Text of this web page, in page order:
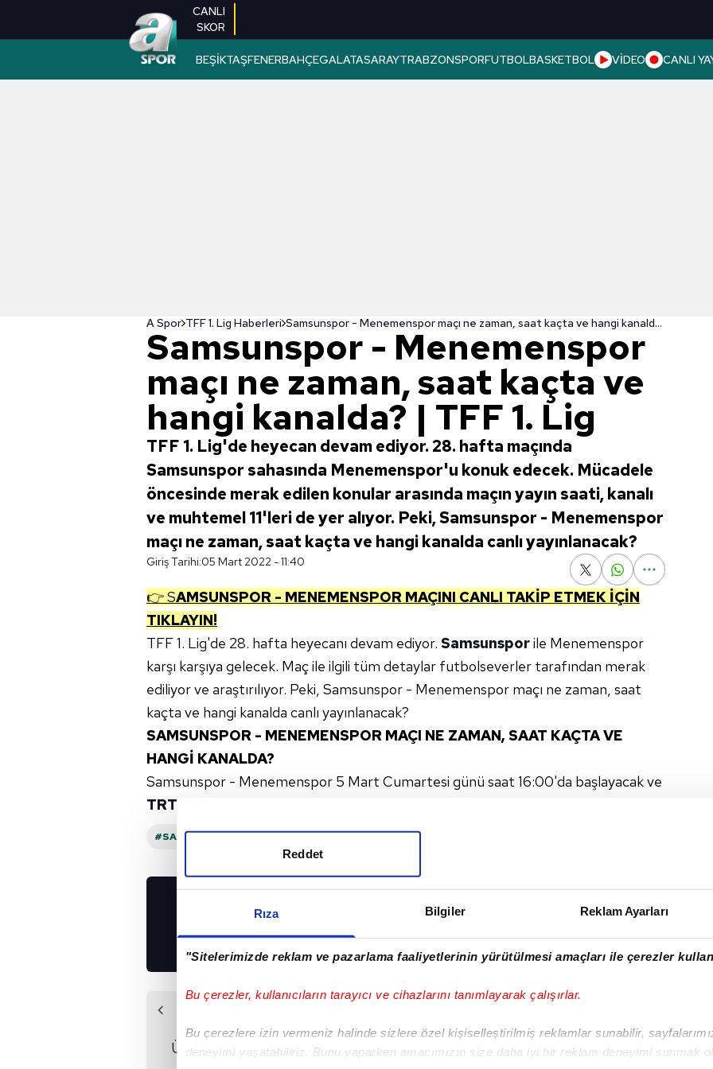
Rıza Bilgiler Reklam Ayarları
"Sitelerimizde reklam ve pazarlama faaliyetlerinin yürütülmesi amaçları ile çerezler
Bu çerezler, kullanıcıların tarayıcı ve cihazlarını tanımlayarak çalışırlar.
Bu çerezlere izin vermeniz halinde sizlere özel kişiselleştirilmiş reklamlar sunabilir,
deneyimi yaşatabiliriz. Bunu yaparken amacımızın size daha iyi bir reklam deneyimi sunmak
Reddet
CANLI
SKOR
BEŞİKTAŞFENERBAHÇEGALATASARAYTRABZONSPORFUTBOLBASKETBOL VİDEO CANLI
A Spor TFF 1. Lig Haberleri Samsunspor - Menemenspor maçı ne zaman, saat kaçta ve hangi kanalda? | TFF 1. Lig
Samsunspor - Menemenspor
maçı ne zaman, saat kaçta ve
hangi kanalda? | TFF 1. Lig
TFF 1. Lig'de heyecan devam ediyor. 28. hafta maçında
Samsunspor sahasında Menemenspor'u konuk edecek. Mücadele
öncesinde merak edilen konular arasında maçın yayın saati, kanalı
ve muhtemel 11'leri de yer alıyor. Peki, Samsunspor - Menemenspor
maçı ne zaman, saat kaçta ve hangi kanalda canlı yayınlanacak?
Giriş Tarihi:05 Mart 2022 - 11:40
👉 SAMSUNSPOR - MENEMENSPOR MAÇINI CANLI TAKİP ETMEK İÇİN
TIKLAYIN!
TFF 1. Lig'de 28. hafta heyecanı devam ediyor. Samsunsporile Menemenspor
karşı karşıya gelecek. Maç ile ilgili tüm detaylar futbolseverler tarafından merak
ediliyor ve araştırılıyor. Peki, Samsunspor - Menemenspor maçı ne zaman, saat
kaçta ve hangi kanalda canlı yayınlanacak?
SAMSUNSPOR - MENEMENSPOR MAÇI NE ZAMAN, SAAT KAÇTA VE
HANGİ KANALDA?
Samsunspor - Menemenspor 5 Mart Cumartesi günü saat 16:00'da başlayacak ve
TRT Spor
#SAMSUNSPOR #TRT SPOR
UYGULAMALARIMIZI
İNDİRİN!
Eyüpspor -
Ümraniyespor maçı
Adanaspor 3 puanı
kaptı!